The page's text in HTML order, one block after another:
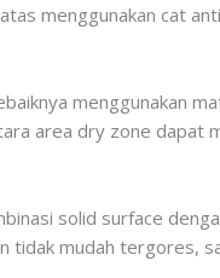
menggunakan cat
menggunakan
area dry zone dapat
solid surface
tidak mudah tergores,